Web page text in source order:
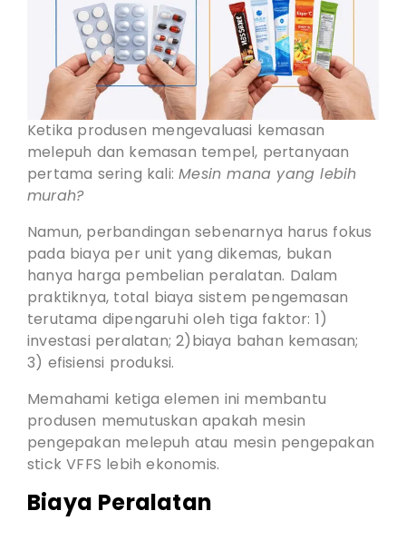
Ketika produsen mengevaluasi kemasan
melepuh dan kemasan tempel, pertanyaan
pertama sering kali:Mesin mana yang lebih
murah?
Namun, perbandingan sebenarnya harus fokus
pada biaya per unit yang dikemas, bukan
hanya harga pembelian peralatan. Dalam
praktiknya, total biaya sistem pengemasan
terutama dipengaruhi oleh tiga faktor: 1)
investasi peralatan; 2)biaya bahan kemasan;
3) efisiensi produksi.
Memahami ketiga elemen ini membantu
produsen memutuskan apakah mesin
pengepakan melepuh atau mesin pengepakan
stick VFFS lebih ekonomis.
Biaya Peralatan